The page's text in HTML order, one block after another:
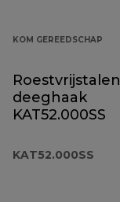
KOM GEREEDSCHAP
Roestvrijstalen
deeghaak
KAT52.000SS
KAT52.000SS